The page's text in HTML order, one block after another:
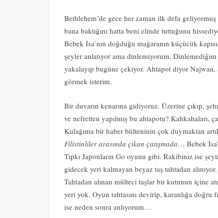
Bethlehem’de gece her zaman ilk defa
bana baktığını hatta beni elinde tuttuğunu
Bebek İsa’nın doğduğu mağaranın küçücük
şeyler anlatıyor ama dinlemiyorum.
yakalayıp bugüne çekiyor. Ahtapot diyor
görmek isterim.
Bir duvarın kenarına gidiyoruz. Üzerine çıkıp,
ve nefretten yapılmış bu ahtapotu? Kahkahaları,
Kulağıma bir haber bülteninin çok duymaktan
Filistinliler arasında çıkan çatışmada… Bebek
Tıpkı Japonların Go oyunu gibi. Rakibiniz ise
gidecek yeri kalmayan beyaz taş tahtadan
Tahtadan alınan mülteci taşlar bir kutunun içine
yeri yok. Oyun tahtasını devirip, karanlığa
ise neden sonra anlıyorum…